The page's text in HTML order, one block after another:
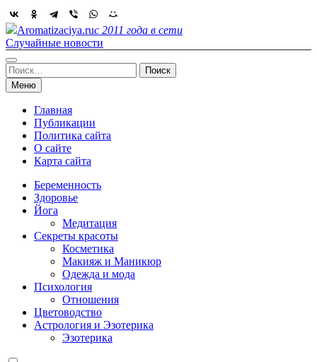
Skip
to
content
Aromatizaciya.ruс 2011 года в сети
Случайные новости
Найти:
Меню
Главная
Публикации
Политика сайта
О сайте
Карта сайта
Беременность
Здоровье
Йога
Медитация
Секреты красоты
Косметика
Макияж и Маникюр
Одежда и мода
Психология
Отношения
Цветоводство
Астрология и Эзотерика
Эзотерика